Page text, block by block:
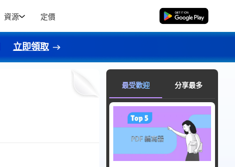
資源 定價 免費下載
立即領取
最受歡迎 分享最多